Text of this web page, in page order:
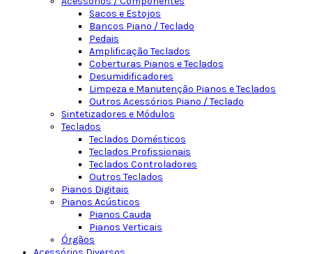
Sacos e Estojos
Bancos Piano / Teclado
Pedais
Amplificação Teclados
Coberturas Pianos e Teclados
Desumidificadores
Limpeza e Manutenção Pianos e Teclados
Outros Acessórios Piano / Teclado
Sintetizadores e Módulos
Teclados
Teclados Domésticos
Teclados Profissionais
Teclados Controladores
Outros Teclados
Pianos Digitais
Pianos Acústicos
Pianos Cauda
Pianos Verticais
Órgãos